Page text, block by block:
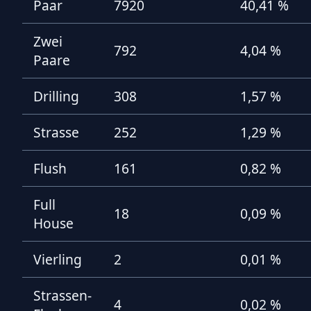
Paar 7920
40,41 %
Zwei
Paare
792 4,04 %
Drilling 308
1,57 %
Strasse
252
1,29 %
Flush
161
0,82 %
Full
House
18 0,09 %
Vierling 2
0,01 %
Strassen-
4 0,02 %